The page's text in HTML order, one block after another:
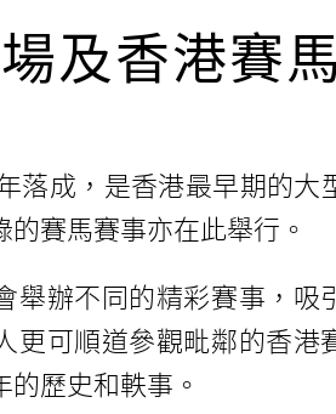
及香港賽
落成，是香港最早期的大
賽馬賽事亦在此舉行。
舉辦不同的精彩賽事，吸
更可順道參觀毗鄰的香港
歷史和軼事。